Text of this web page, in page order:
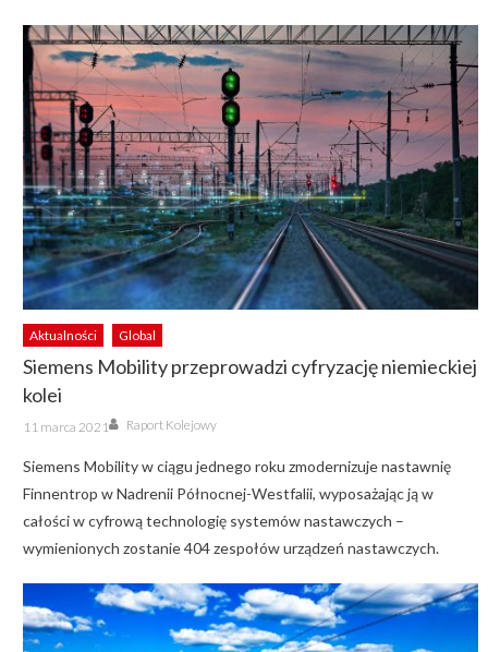
Aktualności Global
Siemens Mobility przeprowadzi cyfryzację niemieckiej
kolei
Posted
on
11 marca 2021 Author
Raport Kolejowy
Siemens Mobility w ciągu jednego roku zmodernizuje nastawnię
Finnentrop w Nadrenii Północnej-Westfalii, wyposażając ją w
całości w cyfrową technologię systemów nastawczych –
wymienionych zostanie 404 zespołów urządzeń nastawczych.